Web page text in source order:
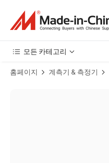
모든 카테고리
홈페이지 계측기 & 측정기